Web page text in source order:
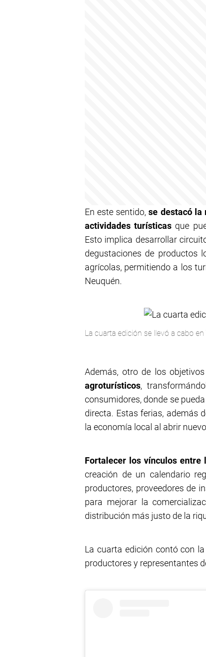
En este sentido,se destacó la
actividades turísticas que
Esto implica desarrollar
degustaciones de productos
agrícolas, permitiendo a los
Neuquén.
La cuarta edición se llevó a cabo en
Además, otro de los
agroturísticos,
consumidores, donde se
directa. Estas ferias, además
la economía local al abrir
Fortalecer los vínculos entre
creación de un calendario
productores, proveedores de
para mejorar la
distribución más justo de la
La cuarta edición contó con
productores y representantes